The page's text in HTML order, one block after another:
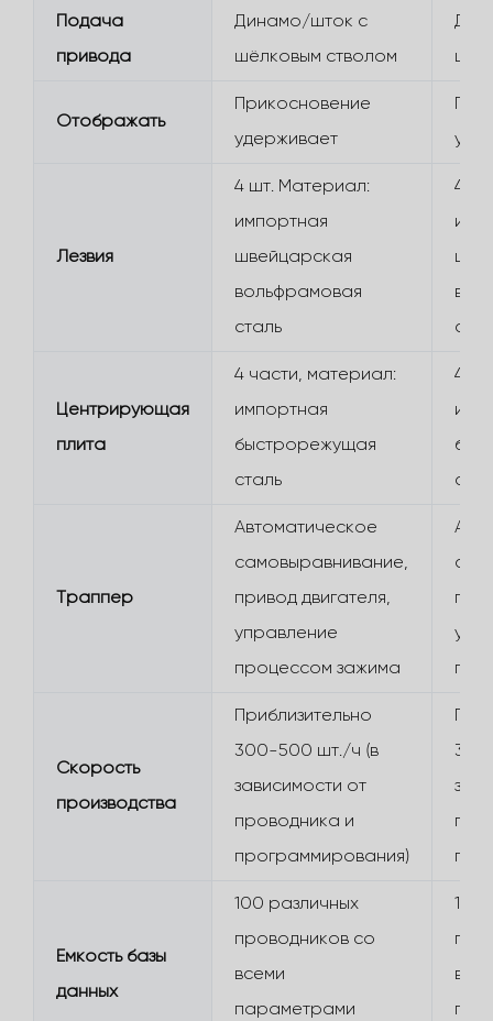
Подача
привода
Динамо/шток с
шёлковым стволом
Отображать
Прикосновение
удерживает
Лезвия
4 шт. Материал:
импортная
швейцарская
вольфрамовая
сталь
4
Центрирующая
плита
4 части, материал:
импортная
быстрорежущая
сталь
4
Траппер
Автоматическое
самовыравнивание,
привод двигателя,
управление
процессом зажима
Скорость
производства
Приблизительно
300-500 шт./ч (в
зависимости от
проводника и
программирования)
Емкость базы
данных
100 различных
проводников со
всеми
параметрами
100